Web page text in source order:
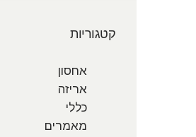
קטגוריות
אחסון
אריזה
כללי
מאמרים